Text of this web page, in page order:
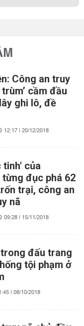
Công an truy
trùm’ cầm đầu
ghi lô, đề
12:17 | 20/12/2018
tinh' của
từng đục phá 62
trại, công an
nã
09:28 | 15/11/2018
đấu trang
tội phạm ở
| 08/10/2018